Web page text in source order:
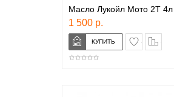
Масло Лукойл Мото 2Т 4л
1 500 р.
в